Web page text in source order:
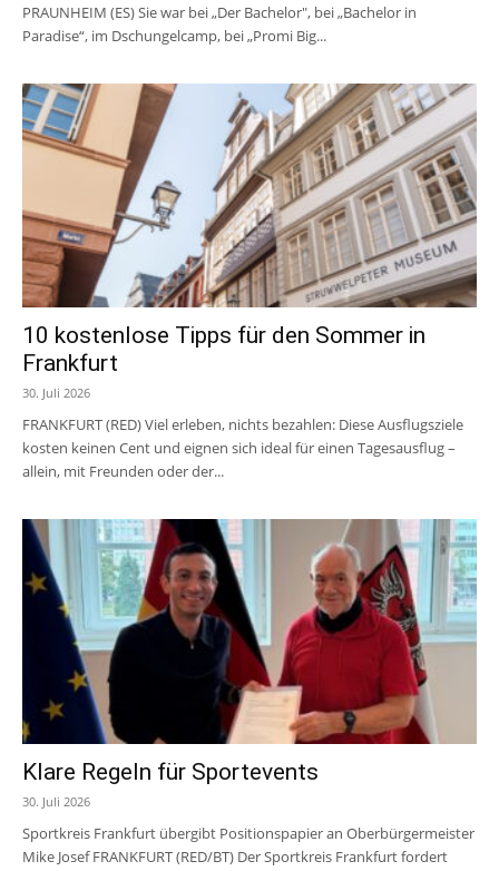
PRAUNHEIM (ES) Sie war bei „Der Bachelor", bei „Bachelor in
Paradise“, im Dschungelcamp, bei „Promi Big...
10 kostenlose Tipps für den Sommer in
Frankfurt
30. Juli 2026
FRANKFURT (RED) Viel erleben, nichts bezahlen: Diese Ausflugsziele
kosten keinen Cent und eignen sich ideal für einen Tagesausflug –
allein, mit Freunden oder der...
Klare Regeln für Sportevents
30. Juli 2026
Sportkreis Frankfurt übergibt Positionspapier an Oberbürgermeister
Mike Josef FRANKFURT (RED/BT) Der Sportkreis Frankfurt fordert